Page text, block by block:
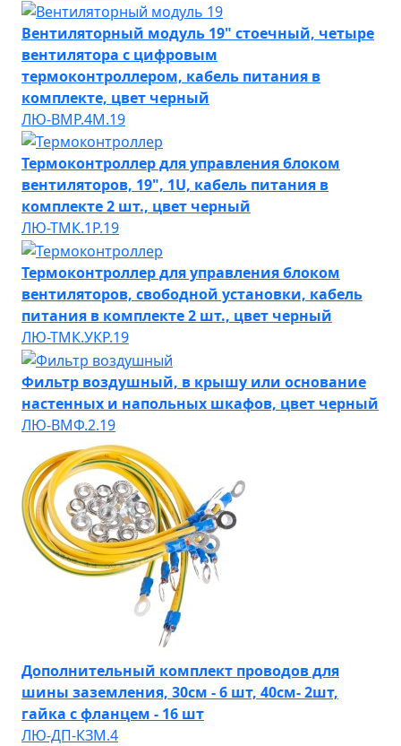
Вентиляторный модуль 19" стоечный, четыре
вентилятора с цифровым
термоконтроллером, кабель питания в
комплекте, цвет черный
ЛЮ-ВМР.4М.19
Термоконтроллер для управления блоком
вентиляторов, 19", 1U, кабель питания в
комплекте 2 шт., цвет черный
ЛЮ-ТМК.1Р.19
Термоконтроллер для управления блоком
вентиляторов, свободной установки, кабель
питания в комплекте 2 шт., цвет черный
ЛЮ-ТМК.УКР.19
Фильтр воздушный, в крышу или основание
настенных и напольных шкафов, цвет черный
ЛЮ-ВМФ.2.19
Дополнительный комплект проводов для
шины заземления, 30см - 6 шт, 40см- 2шт,
гайка с фланцем - 16 шт
ЛЮ-ДП-КЗМ.4